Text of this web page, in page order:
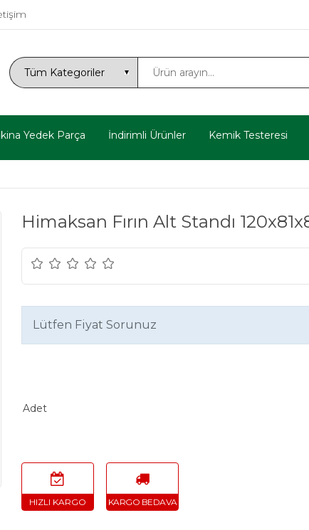
Yedek Parça İndirimli Ürünler Kemik Testeresi
Himaksan Fırın Alt Standı
Lütfen Fiyat Sorunuz
Adet